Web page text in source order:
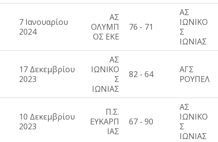
7 Ιανουαρίου
2024
ΑΣ
ΟΛΥΜΠ
ΟΣ ΕΚΕ
76 - 71
ΑΣ
ΙΩΝΙΚΟ
Σ
ΙΩΝΙΑΣ
17 Δεκεμβρίου
2023
ΑΣ
ΙΩΝΙΚΟ
Σ
ΙΩΝΙΑΣ
82 - 64
ΑΓΣ
ΡΟΥΠΕΛ
10 Δεκεμβρίου
2023
Π.Σ.
ΕΥΚΑΡΠ
ΙΑΣ
67 - 90
ΑΣ
ΙΩΝΙΚΟ
Σ
ΙΩΝΙΑΣ